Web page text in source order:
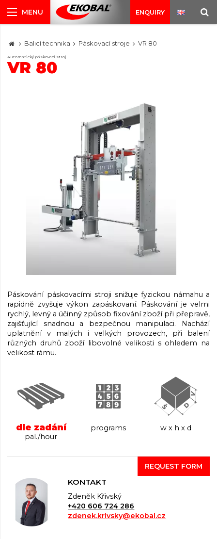
ENQUIRY
Balicí technika Páskovací stroje VR 80
Automatický páskovací stroj
VR 80
Páskování páskovacími stroji snižuje fyzickou námahu a
rapidně zvyšuje výkon zapáskovaní. Páskování je velmi
rychlý, levný a účinný způsob fixování zboží při přepravě,
zajišťující snadnou a bezpečnou manipulaci. Nachází
uplatnění v malých i velkých provozech, při balení
různých druhů zboží libovolné velikosti s ohledem na
velikost rámu.
dle zadání
pal./hour
programs w x h x d
REQUEST FORM
KONTAKT
Zdeněk Křivský
+420 606 724 286
zdenek.krivsky@ekobal.cz